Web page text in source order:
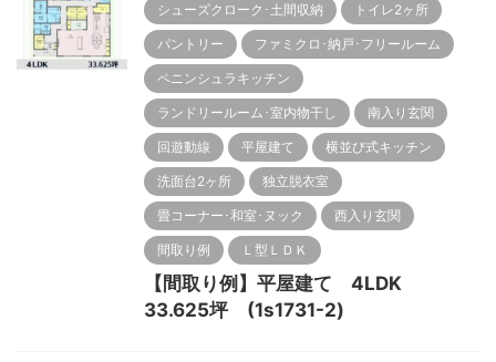
シューズクローク･土間収納 トイレ2ヶ所
パントリー ファミクロ･納戸･フリールーム
ペニンシュラキッチン
ランドリールーム･室内物干し 南入り玄関
回遊動線 平屋建て 横並び式キッチン
洗面台2ヶ所 独立脱衣室
畳コーナー･和室･ヌック 西入り玄関
間取り例 Ｌ型ＬＤＫ
【間取り例】平屋建て 4LDK
33.625坪 (1s1731-2)